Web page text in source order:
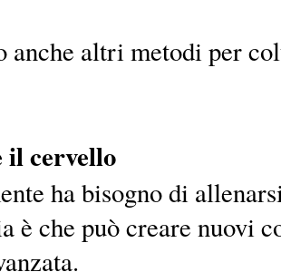
anche altri metodi per
il cervello
ha bisogno di
è che può creare nuovi